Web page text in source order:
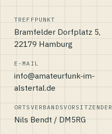
TREFFPUNKT
Bramfelder Dorfplatz 5,
22179 Hamburg
E-MAIL
info@amateurfunk-im-
alstertal.de
ORTSVERBANDSVORSITZENDER
Nils Bendt / DM5RG